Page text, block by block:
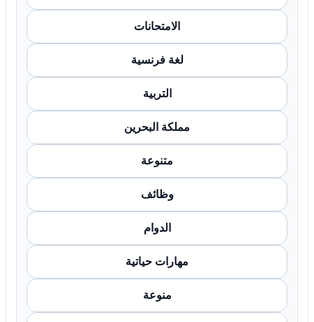
الامتحانات
لغة فرنسية
التربية
مملكة البحرين
متنوعة
وظائف
الدوام
مهارات حياتية
منوعة